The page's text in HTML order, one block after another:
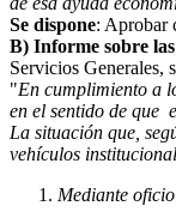
Se dispone: Aprobar
B) Informe sobre
Servicios Generales,
"En cumplimiento a
en el sentido de que
La situación que,
vehículos
Mediante